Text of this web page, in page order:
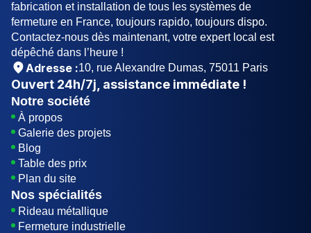
fabrication et installation de tous les systèmes de
fermeture en France, toujours rapido, toujours dispo.
Contactez-nous dès maintenant, votre expert local est
dépêché dans l’heure !
Adresse :10, rue Alexandre Dumas, 75011 Paris
Ouvert 24h/7j , assistance immédiate !
Notre société
À propos
Galerie des projets
Blog
Table des prix
Plan du site
Nos spécialités
Rideau métallique
Fermeture industrielle